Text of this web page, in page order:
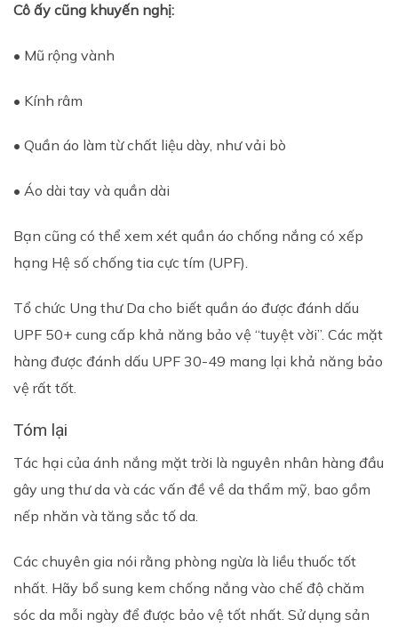
Cô ấy cũng khuyến nghị:
• Mũ rộng vành
• Kính râm
• Quần áo làm từ chất liệu dày, như vải bò
• Áo dài tay và quần dài
Bạn cũng có thể xem xét quần áo chống nắng có xếp
hạng Hệ số chống tia cực tím (UPF).
Tổ chức Ung thư Da cho biết quần áo được đánh dấu
UPF 50+ cung cấp khả năng bảo vệ “tuyệt vời”. Các mặt
hàng được đánh dấu UPF 30-49 mang lại khả năng bảo
vệ rất tốt.
Tóm lại
Tác hại của ánh nắng mặt trời là nguyên nhân hàng đầu
gây ung thư da và các vấn đề về da thẩm mỹ, bao gồm
nếp nhăn và tăng sắc tố da.
Các chuyên gia nói rằng phòng ngừa là liều thuốc tốt
nhất. Hãy bổ sung kem chống nắng vào chế độ chăm
sóc da mỗi ngày để được bảo vệ tốt nhất. Sử dụng sản